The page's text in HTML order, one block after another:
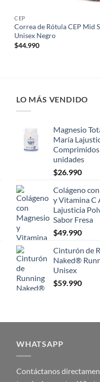
CEP
Correa de Rótula CEP Mid
Unisex Negro
$44.990
LO MÁS VENDIDO
Magnesio
María
unidades
$26.990
Colágeno
y Vitamina C
Lajusticia
Sabor Fresa
$49.990
Cinturón de
Naked®
Unisex
$59.990
WHATSAPP
Contáctanos